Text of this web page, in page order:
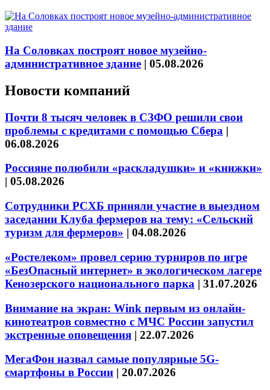
На Соловках построят новое музейно-
административное здание | 05.08.2026
Новости компаний
Почти 8 тысяч человек в СЗФО решили свои
проблемы с кредитами с помощью Сбера |
06.08.2026
Россияне полюбили «раскладушки» и «книжки»
| 05.08.2026
Сотрудники РСХБ приняли участие в выездном
заседании Клуба фермеров на тему: «Сельский
туризм для фермеров» | 04.08.2026
«Ростелеком» провел серию турниров по игре
«БезОпасный интернет» в экологическом лагере
Кенозерского национального парка | 31.07.2026
Внимание на экран: Wink первым из онлайн-
кинотеатров совместно с МЧС России запустил
экстренные оповещения | 22.07.2026
МегаФон назвал самые популярные 5G-
смартфоны в России | 20.07.2026